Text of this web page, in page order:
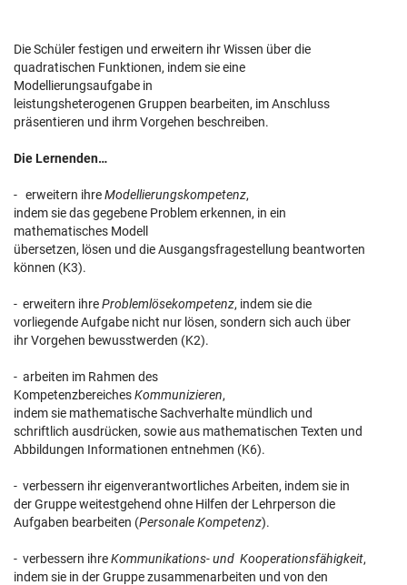
Die Schüler festigen und erweitern ihr Wissen über die
quadratischen Funktionen, indem sie eine
Modellierungsaufgabe in
leistungsheterogenen Gruppen bearbeiten, im Anschluss
präsentieren und ihrm Vorgehen beschreiben.
Die Lernenden…
- erweitern ihreModellierungskompetenz,
indem sie das gegebene Problem erkennen, in ein
mathematisches Modell
übersetzen, lösen und die Ausgangsfragestellung beantworten
können (K3).
- erweitern ihreProblemlösekompetenz, indem sie die
vorliegende Aufgabe nicht nur lösen, sondern sich auch über
ihr Vorgehen bewusstwerden (K2).
- arbeiten im Rahmen des
KompetenzbereichesKommunizieren,
indem sie mathematische Sachverhalte mündlich und
schriftlich ausdrücken, sowie aus mathematischen Texten und
Abbildungen Informationen entnehmen (K6).
- verbessern ihr eigenverantwortliches Arbeiten, indem sie in
der Gruppe weitestgehend ohne Hilfen der Lehrperson die
Aufgaben bearbeiten (Personale Kompetenz).
- verbessern ihreKommunikations- und Kooperationsfähigkeit,
indem sie in der Gruppe zusammenarbeiten und von den